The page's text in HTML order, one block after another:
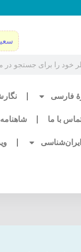
فارسی
با ما
ایران‌شناسی